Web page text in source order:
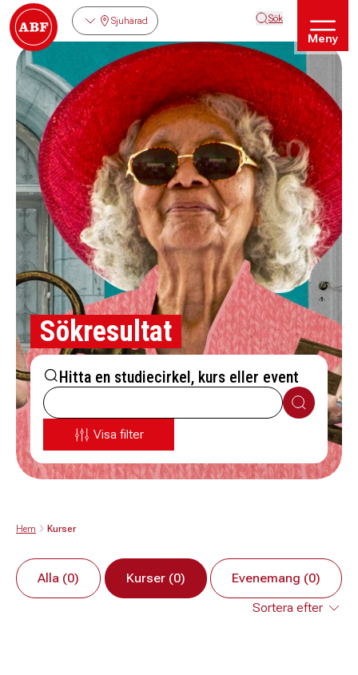
Sjuhärad Sök
Meny
Sökresultat
Hitta en studiecirkel, kurs eller event
Sök
Visa filter
Hem Kurser
Alla (0) Kurser (0) Evenemang (0)